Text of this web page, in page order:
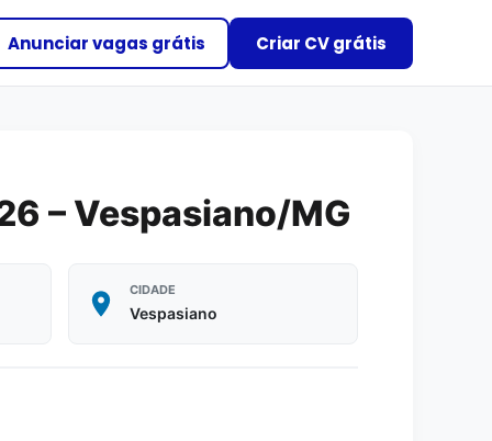
Anunciar vagas grátis Criar CV grátis
– Vespasiano/MG
CIDADE
Vespasiano